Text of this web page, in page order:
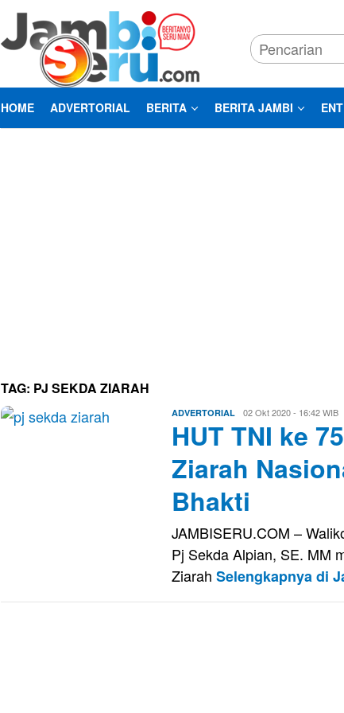
HOME ADVERTORIAL BERITA BERITA JAMBI
TAG: PJ SEKDA ZIARAH
ADVERTORIAL Evo
Kusnady
02 Okt 2020 - 16:42 WIB
HUT TNI ke
Ziarah
Bhakti
JAMBISERU.COM –
Pj Sekda Alpian, SE. MM
Ziarah Selengkapnya di